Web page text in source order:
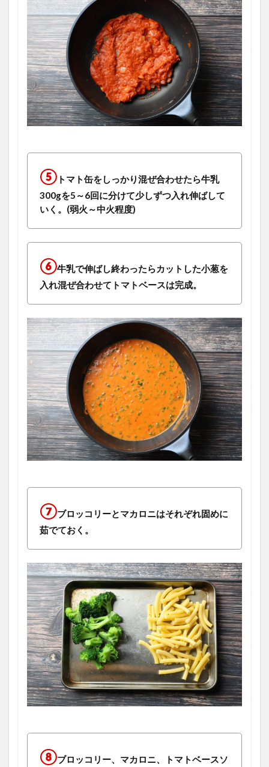
⑤ トマト缶をしっかり混ぜ合わせたら牛乳
300gを5～6回に分けて少しずつ入れ伸ばして
いく。(弱火～中火程度)
⑥牛乳で伸ばし終わったらカットした小葱を
入れ混ぜ合わせてトマトベースは完成。
⑦ブロッコリーとマカロニはそれぞれ固めに
茹でておく。
⑧ブロッコリー、マカロニ、トマトベースソ